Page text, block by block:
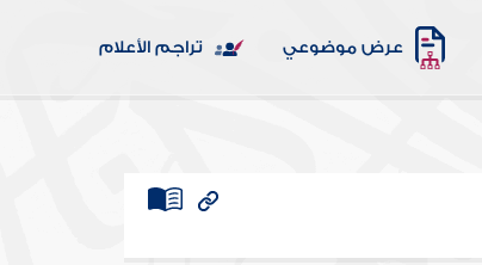
عرض موضوعي تراجم الأعلام